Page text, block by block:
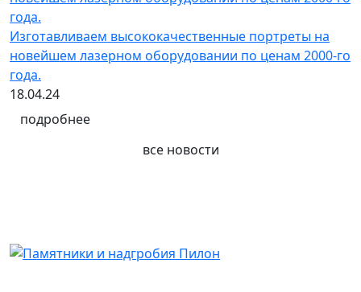
Изготавливаем высококачественные портреты на
новейшем лазерном оборудовании по ценам 2000-го
года.
18.04.24
подробнее
все новости